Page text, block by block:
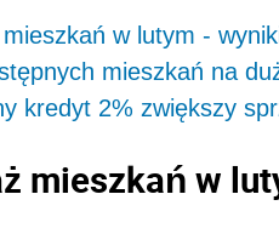
w lutym -
mieszkań na
kredyt 2% zwiększy
mieszkań w